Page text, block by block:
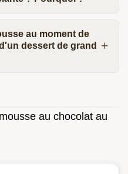
au moment de
dessert de grand
mousse au chocolat au